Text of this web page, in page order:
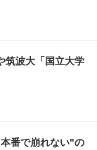
筑波大「国立大学
番で崩れない"の